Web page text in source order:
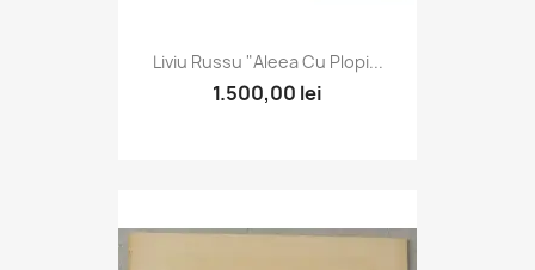
Liviu Russu "Aleea Cu Plopi...
1.500,00 lei